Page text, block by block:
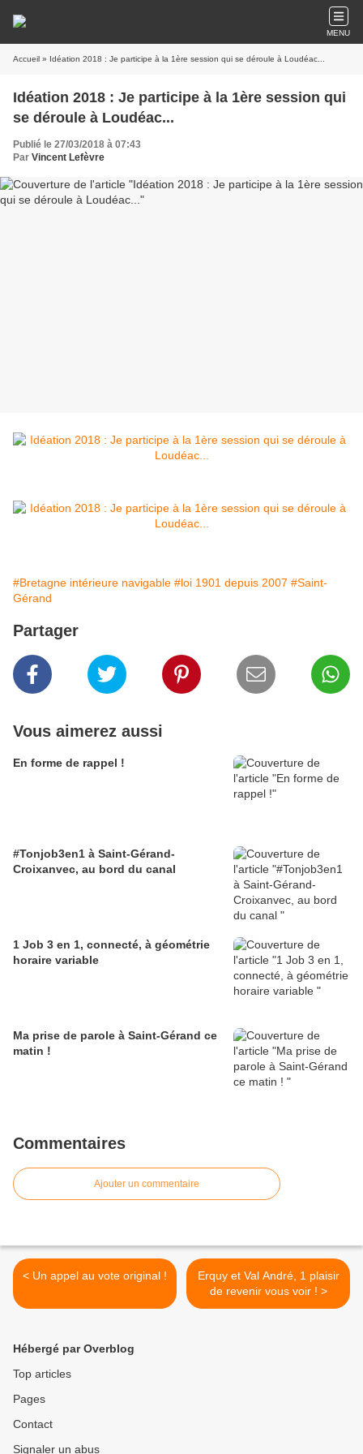
MENU
Accueil » Idéation 2018 : Je participe à la 1ère session qui se déroule à Loudéac...
Idéation 2018 : Je participe à la 1ère session qui
se déroule à Loudéac...
Publié le 27/03/2018 à 07:43
Par Vincent Lefèvre
#Bretagne intérieure navigable #loi 1901 depuis 2007 #Saint-
Gérand
Partager
Vous aimerez aussi
En forme de rappel !
#Tonjob3en1 à Saint-Gérand-
Croixanvec, au bord du canal
1 Job 3 en 1, connecté, à géométrie
horaire variable
Ma prise de parole à Saint-Gérand ce
matin !
Commentaires
Ajouter un commentaire
< Un appel au vote original !
Erquy et Val André, 1 plaisir
de revenir vous voir ! >
Hébergé par Overblog
Top articles
Pages
Contact
Signaler un abus